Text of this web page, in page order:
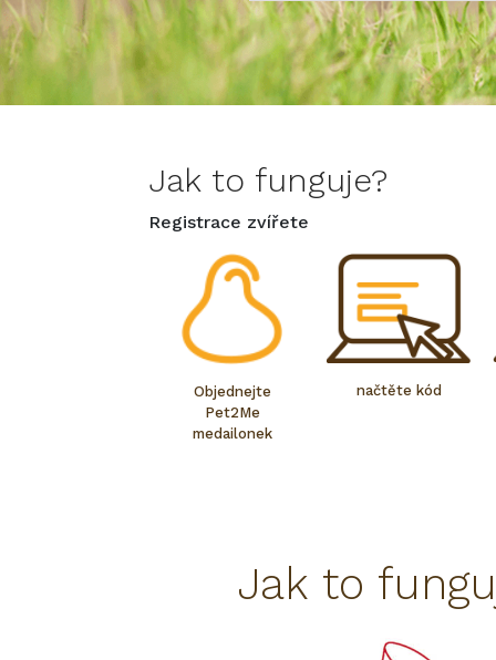
Jak to funguje?
Registrace zvířete
Objednejte
Pet2Me
medailonek
načtěte kód
Jak to